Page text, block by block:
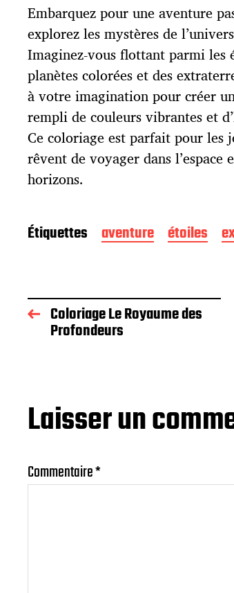
e
p
u
b
l
i
c
a
t
i
o
n
Embarquez pour une aventure
explorez les mystères de
Imaginez-vous flottant parmi les
planètes colorées et des
à votre imagination pour créer
rempli de couleurs vibrantes et
Ce coloriage est parfait pour les
rêvent de voyager dans
horizons.
Étiquettes aventure étoiles
Coloriage Le Royaume des
Profondeurs
Laisser un
Commentaire*